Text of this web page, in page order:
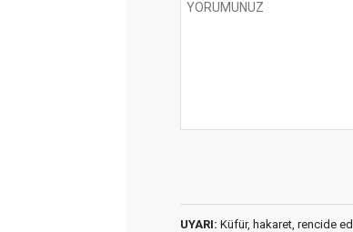
UYARI: Küfür, hakaret, rencide